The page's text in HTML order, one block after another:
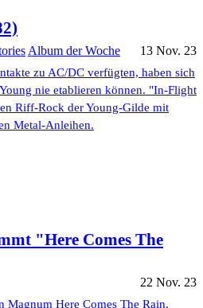
Album der Woche 13 Nov. 23
zu AC/DC verfügten, haben sich
nie etablieren können. "In-Flight
Riff-Rock der Young-Gilde mit
Metal-Anleihen.
"Here Comes The
22 Nov. 23
Magnum Here Comes The Rain.